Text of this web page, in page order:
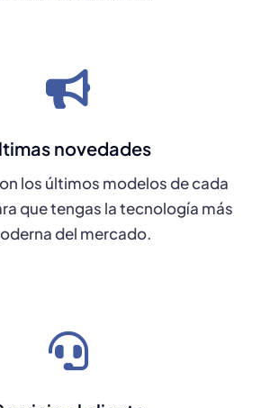
novedades
los últimos modelos de cada
que tengas la tecnología más
del mercado.